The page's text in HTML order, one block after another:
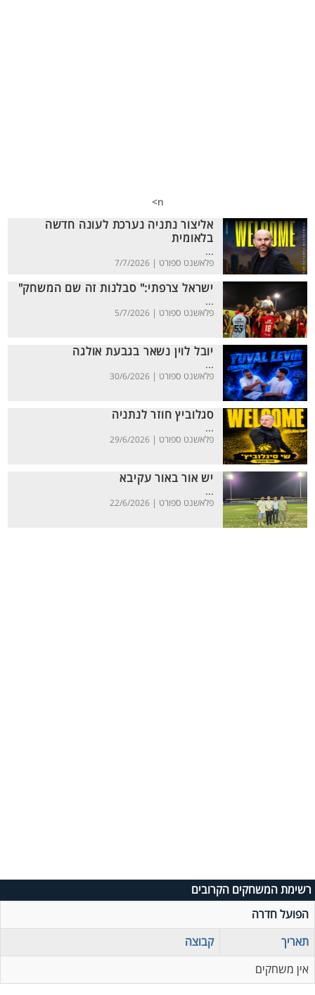
n>
אליצור נתניה נערכת לעונה חדשה
בלאומית
...
פלאשנט ספורט | 7/7/2026
ישראל צרפתי:" סבלנות זה שם המשחק"
...
פלאשנט ספורט | 5/7/2026
יובל לוין נשאר בגבעת אולגה
...
פלאשנט ספורט | 30/6/2026
סגלוביץ חוזר לנתניה
...
פלאשנט ספורט | 29/6/2026
יש אור באור עקיבא
...
פלאשנט ספורט | 22/6/2026
רשימת המשחקים הקרובים
הפועל חדרה
תאריך
קבוצה
אין משחקים